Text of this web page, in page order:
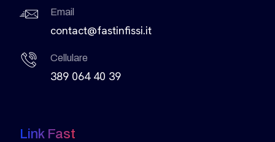
Email
contact@fastinfissi.it
Cellulare
389 064 40 39
Link Fast